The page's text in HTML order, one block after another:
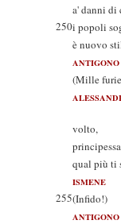
a' danni di
250i popoli
è nuovo
ANTIGONO
(Mille
volto,
qual più ti
ISMENE
255(Infido!)
ANTIGONO